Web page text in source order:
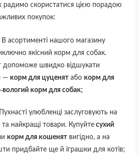
скористатися цією порадою
покупок:
В асортименті нашого магазину
якісний корм для собак.
допоможе швидко відшукати
—корм для цуценят абокорм для
вологий корм для собак;
Пухнасті улюбленці заслуговують на
та найкращі товари. Купуйте сухий
корм для кошенят вигідно, а на
придбайте ще й іграшки для котів;